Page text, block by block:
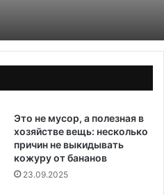
Это не мусор, а полезная в
хозяйстве вещь: несколько
причин не выкидывать
кожуру от бананов
23.09.2025